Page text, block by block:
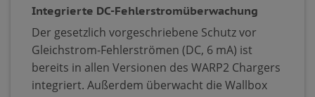
Integrierte DC-Fehlerstromüberwachung
Der gesetzlich vorgeschriebene Schutz vor
Gleichstrom-Fehlerströmen (DC, 6 mA) ist
bereits in allen Versionen des WARP2 Chargers
integriert. Außerdem überwacht die Wallbox